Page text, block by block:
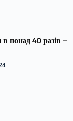
понад 40 разів –